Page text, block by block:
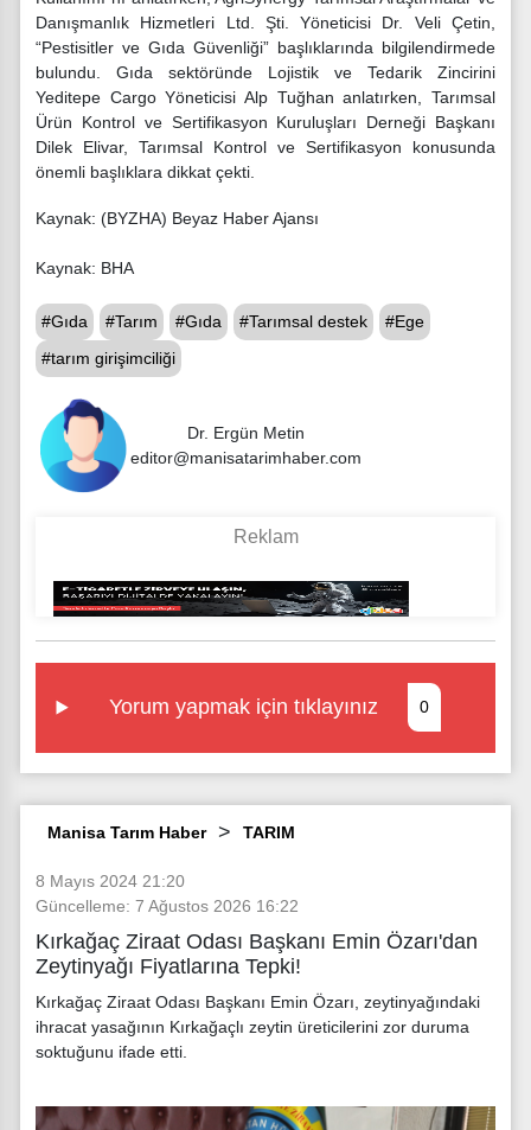
Danışmanlık Hizmetleri Ltd. Şti. Yöneticisi Dr. Veli Çetin,
“Pestisitler ve Gıda Güvenliği” başlıklarında bilgilendirmede
bulundu. Gıda sektöründe Lojistik ve Tedarik Zincirini
Yeditepe Cargo Yöneticisi Alp Tuğhan anlatırken, Tarımsal
Ürün Kontrol ve Sertifikasyon Kuruluşları Derneği Başkanı
Dilek Elivar, Tarımsal Kontrol ve Sertifikasyon konusunda
önemli başlıklara dikkat çekti.
Kaynak: (BYZHA) Beyaz Haber Ajansı
Kaynak: BHA
#Gıda #Tarım #Gıda #Tarımsal destek
#Ege
#tarım girişimciliği
Dr. Ergün Metin
editor@manisatarimhaber.com
Yorum yapmak için tıklayınız 0
Manisa Tarım Haber TARIM
8 Mayıs 2024 21:20
Güncelleme: 7 Ağustos 2026 16:22
Kırkağaç Ziraat Odası Başkanı Emin Özarı'dan
Zeytinyağı Fiyatlarına Tepki!
Kırkağaç Ziraat Odası Başkanı Emin Özarı, zeytinyağındaki
ihracat yasağının Kırkağaçlı zeytin üreticilerini zor duruma
soktuğunu ifade etti.